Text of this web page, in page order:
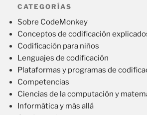
CATEGORÍAS
Sobre CodeMonkey
Conceptos de codificación
Codificación para niños
Lenguajes de codificación
Plataformas y programas de
Competencias
Ciencias de la computación y
Informática y más allá